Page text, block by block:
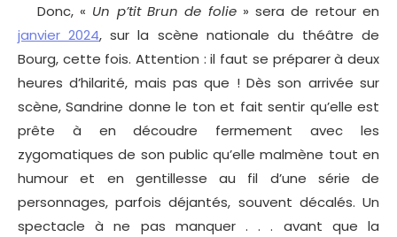
Donc, « Un p’tit Brun de folie» sera de retour en
janvier 2024, sur la scène nationale du théâtre de
Bourg, cette fois. Attention : il faut se préparer à deux
heures d’hilarité, mais pas que ! Dès son arrivée sur
scène, Sandrine donne le ton et fait sentir qu’elle est
prête à en découdre fermement avec les
zygomatiques de son public qu’elle malmène tout en
humour et en gentillesse au fil d’une série de
personnages, parfois déjantés, souvent décalés. Un
spectacle à ne pas manquer . . . avant que la